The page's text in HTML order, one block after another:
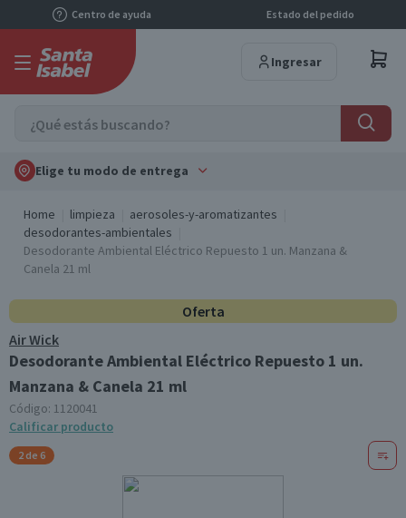
Centro de ayuda Estado del pedido
Ingresar
Elige tu modo de entrega
Home limpieza
aerosoles-y-aromatizantes
desodorantes-ambientales
Desodorante Ambiental Eléctrico Repuesto 1 un. Manzana &
Canela 21 ml
Oferta
Air Wick
Desodorante Ambiental Eléctrico Repuesto 1 un.
Manzana & Canela 21 ml
Código: 1120041
Calificar producto
2 de 6